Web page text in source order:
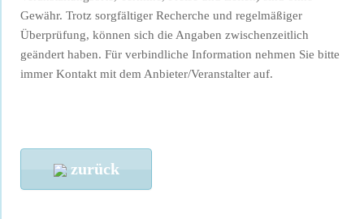
Gewähr. Trotz sorgfältiger Recherche und regelmäßiger
Überprüfung, können sich die Angaben zwischenzeitlich
geändert haben. Für verbindliche Information nehmen Sie bitte
immer Kontakt mit dem Anbieter/Veranstalter auf.
zurück